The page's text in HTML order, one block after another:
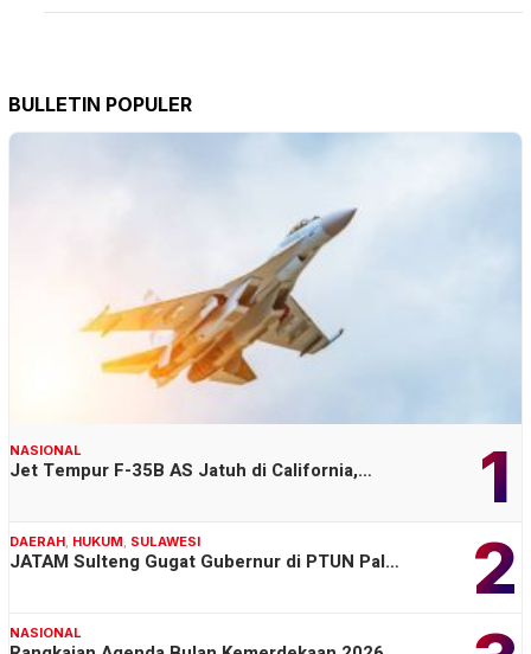
BULLETIN POPULER
1
NASIONAL
Jet Tempur F-35B AS Jatuh di California,…
2
DAERAH, HUKUM, SULAWESI
JATAM Sulteng Gugat Gubernur di PTUN Pal…
NASIONAL